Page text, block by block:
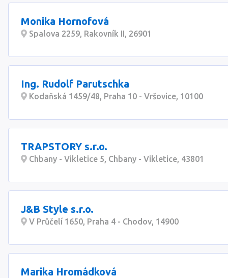
Monika Hornofová
Spalova 2259, Rakovník II, 26901
Ing. Rudolf Parutschka
Kodaňská 1459/48, Praha 10 - Vršovice, 10100
TRAPSTORY s.r.o.
Chbany - Vikletice 5, Chbany - Vikletice, 43801
J&B Style s.r.o.
V Průčelí 1650, Praha 4 - Chodov, 14900
Marika Hromádková